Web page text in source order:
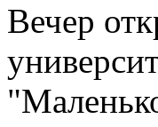
Вечер